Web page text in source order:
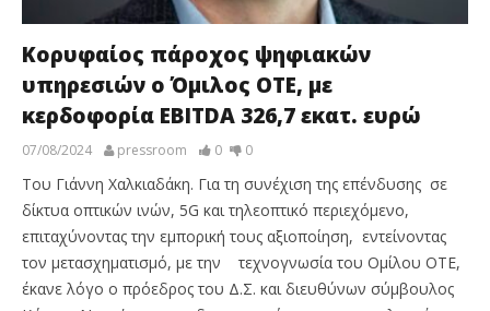
Κορυφαίος πάροχος ψηφιακών
υπηρεσιών ο Όμιλος ΟΤΕ, με
κερδοφορία EBITDA 326,7 εκατ. ευρώ
07/08/2024 pressroom 0 0
Του Γιάννη Χαλκιαδάκη. Για τη συνέχιση της επένδυσης σε
δίκτυα οπτικών ινών, 5G και τηλεοπτικό περιεχόμενο,
επιταχύνοντας την εμπορική τους αξιοποίηση, εντείνοντας
τον μετασχηματισμό, με την τεχνογνωσία του Ομίλου ΟΤΕ,
έκανε λόγο ο πρόεδρος του Δ.Σ. και διευθύνων σύμβουλος